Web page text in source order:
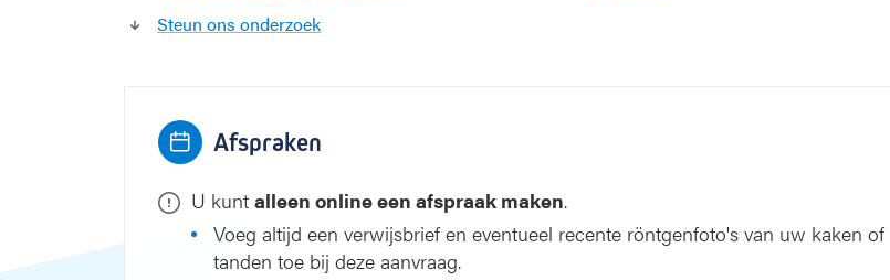
h
i
r
u
Steun ons onderzoek
Afspraken
U kunt alleen online een afspraak maken.
Voeg altijd een verwijsbrief en eventueel recente röntgenfoto's van uw kaken of
tanden toe bij deze aanvraag.